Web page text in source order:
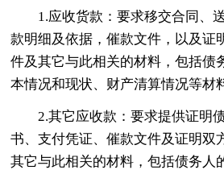
1.应收货款：要求移交合同、
款明细及依据，催款文件，以及证
件及其它与此相关的材料，包括债
本情况和现状、财产清算情况等材
2.其它应收款：要求提供证明
书、支付凭证、催款文件及证明双
其它与此相关的材料，包括债务人